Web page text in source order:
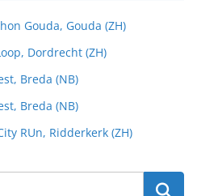
Gouda, Gouda (ZH)
Dordrecht (ZH)
Breda (NB)
Breda (NB)
RUn, Ridderkerk (ZH)